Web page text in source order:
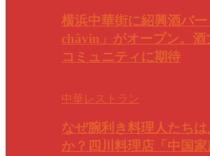
横浜中華街に紹興酒バ
châvin」がオープン。酒
コミュニティに期待
中華レストラン
なぜ腕利き料理人たち
か？四川料理店「中国